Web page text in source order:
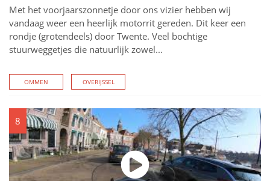
Met het voorjaarszonnetje door ons vizier hebben wij
vandaag weer een heerlijk motorrit gereden. Dit keer een
rondje (grotendeels) door Twente. Veel bochtige
stuurweggetjes die natuurlijk zowel...
OMMEN OVERIJSSEL
8